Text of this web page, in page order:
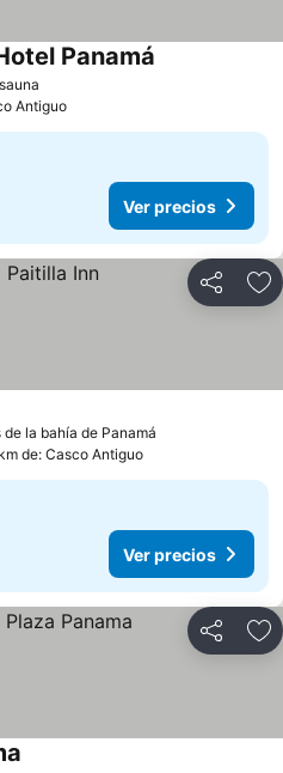
Panamá
Antiguo
Ver precios
Compartir
la bahía de Panamá
de: Casco Antiguo
Ver precios
Compartir